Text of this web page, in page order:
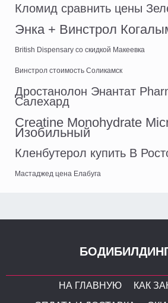
Кломид сравнить цены
Энка + Винстрол
British Dispensary со скидкой Макеевка
Винстрол стоимость Соликамск
Дростанолон Энантат
Салехард
Creatine Monohydrate
Изобильный
Кленбутерол купить В
Мастаджед цена Елабуга
НА ГЛАВНУЮ
КАК